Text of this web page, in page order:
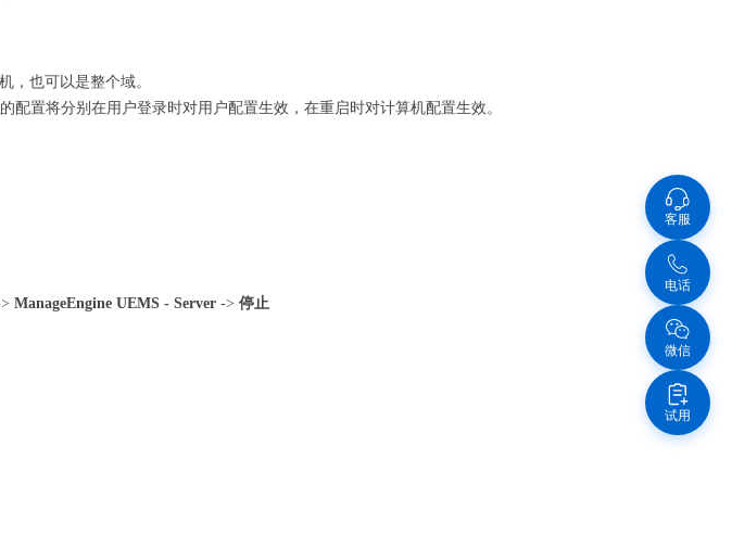
，也可以是整个域。
配置将分别在用户登录时对用户配置生效，在重启时对计算机配置生效。
>ManageEngine UEMS - Server ->停止
客服
电话
微信
试用